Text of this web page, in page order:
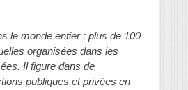
le monde entier : plus de 100
organisées dans les
Il figure dans de
publiques et privées en